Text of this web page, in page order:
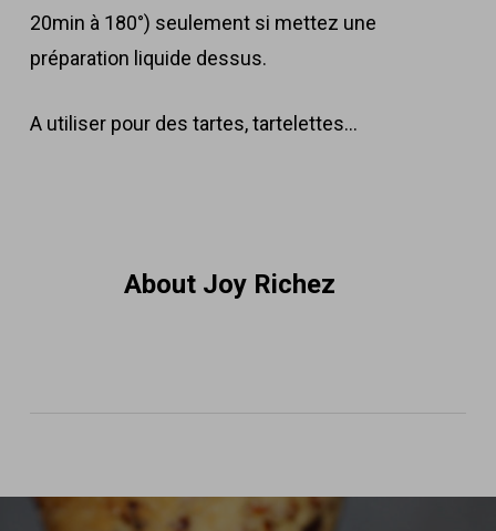
20min à 180°) seulement si mettez une
préparation liquide dessus.
A utiliser pour des tartes, tartelettes…
AboutJoy Richez